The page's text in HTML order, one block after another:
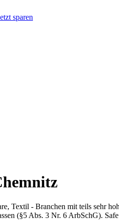
sparen
Textil - Branchen mit teils sehr
(§5 Abs. 3 Nr. 6 ArbSchG).